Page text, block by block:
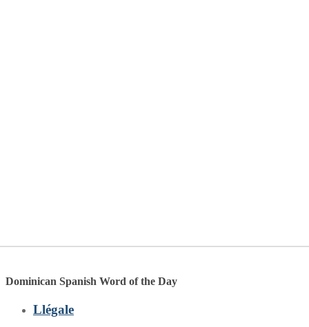
Dominican Spanish Word of the Day
Llégale